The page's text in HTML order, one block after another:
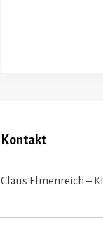
Kontakt
Claus Elmenreich –